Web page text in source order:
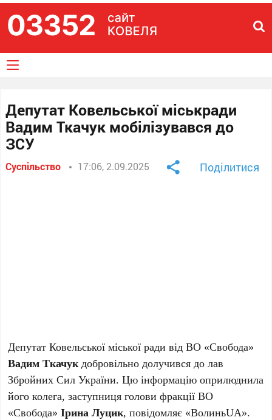
Депутат Ковельської міськради
Вадим Ткачук мобілізувався до
ЗСУ
Суспільство 17:06, 2.09.2025 Поділитися
Депутат Ковельської міської ради від ВО «Свобода»
Вадим Ткачукдобровільно долучився до лав
Збройних Сил України. Цю інформацію оприлюднила
його колега, заступниця голови фракції ВО
«Свобода»Ірина Луцик, повідомляє «ВолиньUA».